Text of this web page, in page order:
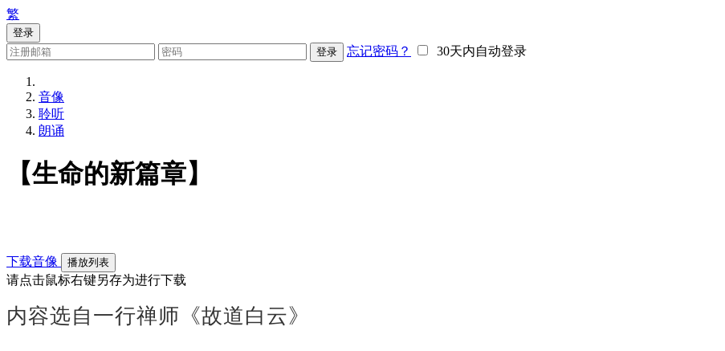
繁
登录
登录
忘记密码？ 30天内自动登录
音像
聆听
朗诵
【生命的新篇章】
下载音像 播放列表
请点击鼠标右键另存为进行下载
内容选自一行禅师《故道白云》